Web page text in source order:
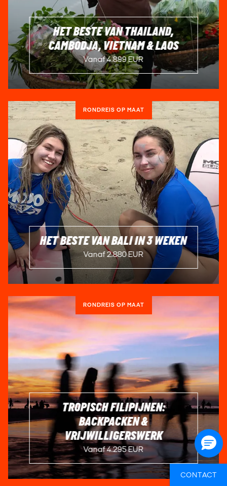
HET BESTE VAN THAILAND,
CAMBODJA, VIETNAM & LAOS
Vanaf 4.899 EUR
RONDREIS OP MAAT
HET BESTE VAN BALI IN 3 WEKEN
Vanaf 2.880 EUR
RONDREIS OP MAAT
TROPISCH FILIPIJNEN:
BACKPACKEN &
VRIJWILLIGERSWERK
Vanaf 4.295 EUR
CONTACT